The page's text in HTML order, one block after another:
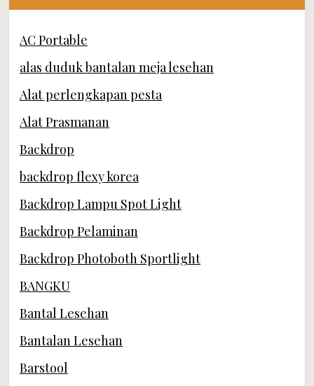
AC Portable
alas duduk bantalan meja lesehan
Alat perlengkapan pesta
Alat Prasmanan
Backdrop
backdrop flexy korea
Backdrop Lampu Spot Light
Backdrop Pelaminan
Backdrop Photoboth Sportlight
BANGKU
Bantal Lesehan
Bantalan Lesehan
Barstool